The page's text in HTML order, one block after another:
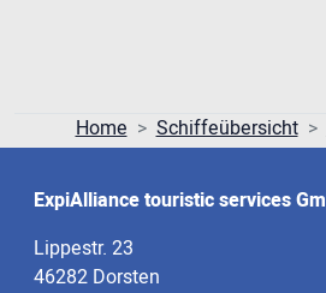
Home Schiffeübersicht
ExpiAlliance touristic services
Lippestr. 23
46282 Dorsten